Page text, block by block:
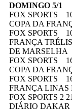
DOMINGO 5/1
FOX SPORTS
COPA DA
FOX SPORTS
FRANÇA
DE MARSELHA
FOX SPORTS
COPA DA
FOX SPORTS
FRANÇA LINAS
FOX SPORTS 2
DIÁRIO DAKAR